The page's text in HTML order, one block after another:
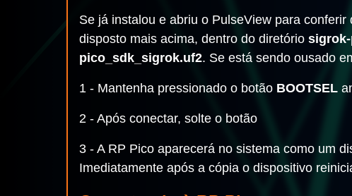
Se já instalou e abriu o PulseView para
disposto mais acima, dentro do diretório
pico_sdk_sigrok.uf2. Se está sendo ousado
1 - Mantenha pressionado o botão BOOTSEL
2 - Após conectar, solte o botão
3 - A RP Pico aparecerá no sistema como um
Imediatamente após a cópia o dispositivo